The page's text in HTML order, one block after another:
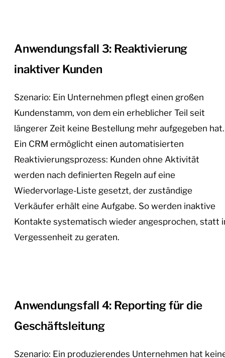
Anwendungsfall 3: Reaktivierung
inaktiver Kunden
Szenario: Ein Unternehmen pflegt einen großen
Kundenstamm, von dem ein erheblicher Teil seit
längerer Zeit keine Bestellung mehr aufgegeben hat.
Ein CRM ermöglicht einen automatisierten
Reaktivierungsprozess: Kunden ohne Aktivität
werden nach definierten Regeln auf eine
Wiedervorlage-Liste gesetzt, der zuständige
Verkäufer erhält eine Aufgabe. So werden inaktive
Kontakte systematisch wieder angesprochen, statt
Vergessenheit zu geraten.
Anwendungsfall 4: Reporting für die
Geschäftsleitung
Szenario: Ein produzierendes Unternehmen hat